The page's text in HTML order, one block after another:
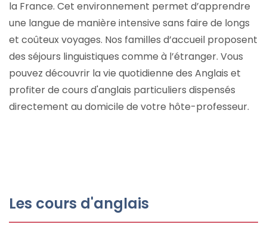
la France. Cet environnement permet d’apprendre
une langue de manière intensive sans faire de longs
et coûteux voyages. Nos familles d’accueil proposent
des séjours linguistiques comme à l’étranger. Vous
pouvez découvrir la vie quotidienne des Anglais et
profiter de cours d'anglais particuliers dispensés
directement au domicile de votre hôte-professeur.
Les cours d'anglais